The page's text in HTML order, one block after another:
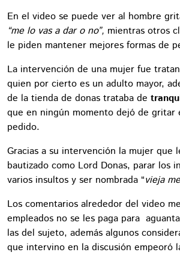
En el video se puede ver al hombre
“me lo vas a dar o no”, mientras otros
le piden mantener mejores formas de
La intervención de una mujer fue
quien por cierto es un adulto mayor,
de la tienda de donas trataba de
que en ningún momento dejó de gritar
pedido.
Gracias a su intervención la mujer que
bautizado como Lord Donas, parar los
varios insultos y ser nombrada “vieja
Los comentarios alrededor del video
empleados no se les paga para
las del sujeto, además algunos
que intervino en la discusión empeoró